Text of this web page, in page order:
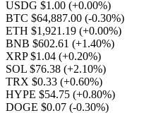
USDG $1.00 (+0.00%)
BTC $64,887.00 (-0.30%)
ETH $1,921.19 (+0.00%)
BNB $602.61 (+1.40%)
XRP $1.04 (+0.20%)
SOL $76.38 (+2.10%)
TRX $0.33 (+0.60%)
HYPE $54.75 (+0.80%)
DOGE $0.07 (-0.30%)